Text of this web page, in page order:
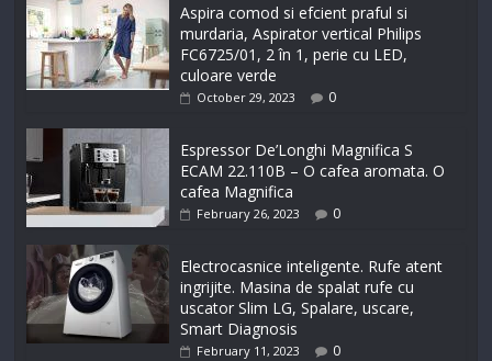
Aspira comod si efcient praful si
murdaria, Aspirator vertical Philips
FC6725/01, 2 în 1, perie cu LED,
culoare verde
October 29, 2023 0
Espressor De’Longhi Magnifica S
ECAM 22.110B – O cafea aromata. O
cafea Magnifica
February 26, 2023 0
Electrocasnice inteligente. Rufe atent
ingrijite. Masina de spalat rufe cu
uscator Slim LG, Spalare, uscare,
Smart Diagnosis
February 11, 2023 0